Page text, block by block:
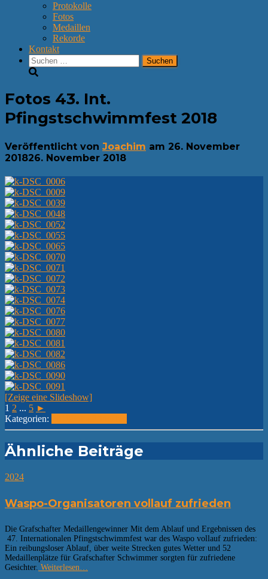
Protokolle
Fotos
Medaillen
Rekorde
Kontakt
Suchen
nach:
Fotos 43. Int.
Pfingstschwimmfest 2018
Veröffentlicht von Joachim am 26. November
201826. November 2018
[Zeige eine Slideshow]
1 2 ... 5 ►
Kategorien:
Ähnliche Beiträge
2024
Waspo-Organisatoren vollauf zufrieden
Die Grafschafter Medaillengewinner Mit dem Ablauf und Ergebnissen des
47. Internationalen Pfingstschwimmfest war des Waspo vollauf zufrieden:
Ein reibungsloser Ablauf, über weite Strecken gutes Wetter und 52
Medaillenplätze für Grafschafter Schwimmer sorgten für zufriedene
Gesichter. Weiterlesen…